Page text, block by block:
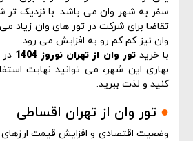
سفر به شهر وان می باشد. با نزدیک تر
تقاضا برای شرکت در تور های وان زیاد
وان نیز کم کم رو به افزایش می رود.
با خریدتور وان از تهران نوروز 1404
بهاری این شهر، می توانید نهایت
کنید و لذت ببرید.
● تور وان از تهران اقساطی
وضعیت اقتصادی و افزایش قیمت ارزهای